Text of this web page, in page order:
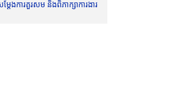
ងការគួរសម និងពិភាក្សាការងារ